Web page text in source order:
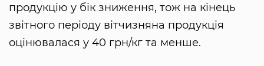
продукцію у бік зниження, тож на кінець
звітного періоду вітчизняна продукція
оцінювалася у 40 грн/кг та менше.